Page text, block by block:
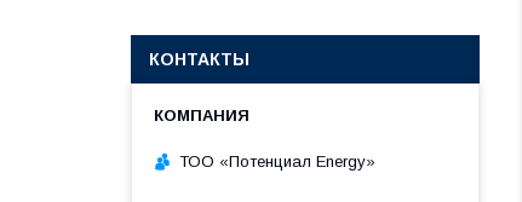
КОНТАКТЫ
ТОО «‎Потенциал Energy»‎